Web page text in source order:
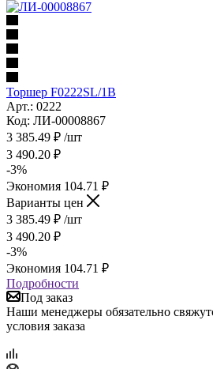
Торшер F0222SL/1B
Арт.: 0222
Код: ЛИ-00008867
3 385.49 ₽ /шт
3 490.20 ₽
-3%
Экономия 104.71 ₽
Варианты цен
3 385.49 ₽ /шт
3 490.20 ₽
-3%
Экономия 104.71 ₽
Подробности
Под заказ
Наши менеджеры обязательно
условия заказа